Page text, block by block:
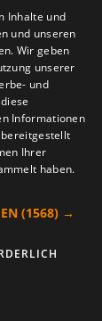
DEUTSCH
Inhalte und
und unseren
Wir geben
unserer
und
Informationen
Ihrer
haben.
(1568) →